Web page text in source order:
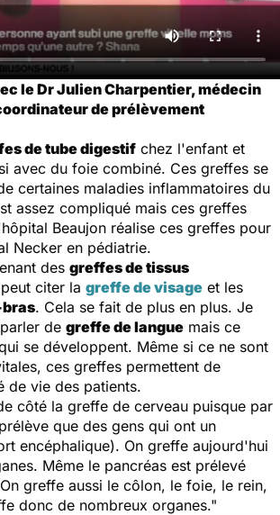
le Dr Julien Charpentier, médecin
de prélèvement
de tube digestif chez l'enfant et
avec du foie combiné. Ces greffes se
certaines maladies inflammatoires du
assez compliqué mais ces greffes
Beaujon réalise ces greffes pour
Necker en pédiatrie.
des greffes de tissus
citer la greffe de visage et les
. Cela se fait de plus en plus. Je
de greffe de langue mais ce
se développent. Même si ce ne sont
ces greffes permettent de
de vie des patients.
côté la greffe de cerveau puisque par
que des gens qui ont un
encéphalique). On greffe aujourd'hui
Même le pancréas est prélevé
greffe aussi le côlon, le foie, le rein,
donc de nombreux organes."